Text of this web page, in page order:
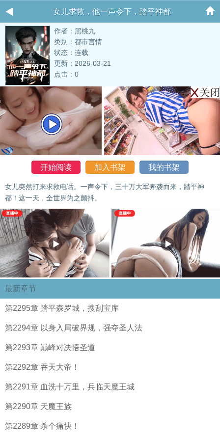
女儿求救，他一声令下，踏平神都
作者：黑桃九
类别：都市言情
状态：连载
更新：2026-03-21
点击：0
开始阅读 加入书架 我的书架
女儿突然打来求救电话。一声令下，三十万大军奔袭而来，踏平神
都！这一天，全世界为之颤抖。
最新章节
第2295章 踏平森罗城，搜刮宝库
第2294章 以身入局破界规，强夺圣人法
第2293章 巅峰对决悟圣道
第2292章 吞天大帝！
第2291章 血洗十万里，兵临天魔王城
第2290章 天魔王族
第2289章 杀个痛快！